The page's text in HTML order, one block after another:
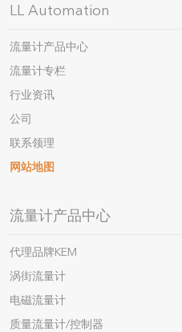
LL Automation
流量计产品中心
流量计专栏
行业资讯
公司
联系领理
网站地图
流量计产品中心
代理品牌KEM
涡街流量计
电磁流量计
质量流量计/控制器